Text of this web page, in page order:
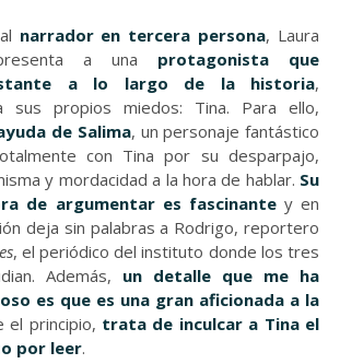
narrador en tercera persona, Laura
a una protagonista que
a lo largo de la historia,
sus propios miedos: Tina. Para ello,
de Salima, un personaje fantástico
con Tina por su desparpajo,
y mordacidad a la hora de hablar. Su
de argumentar es fascinantey en
deja sin palabras a Rodrigo, reportero
, el periódico del instituto donde los tres
Además, un detalle que me ha
es que es una gran aficionada a la
el principio, trata de inculcar a Tina el
por leer.